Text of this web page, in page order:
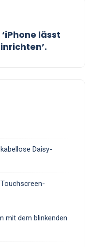
lässt
Daisy-
mit dem blinkenden